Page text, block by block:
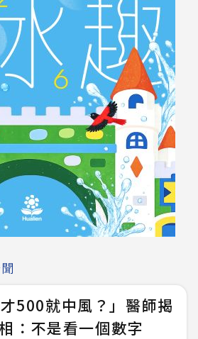
才500就中風？」醫師揭
：不是看一個數字